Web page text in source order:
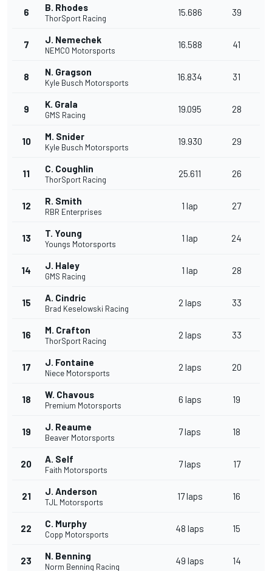
6 B. Rhodes
ThorSport Racing
15.686 39
7 J. Nemechek
NEMCO Motorsports
16.588 41
8 N. Gragson
Kyle Busch Motorsports
16.834 31
9 K. Grala
GMS Racing
19.095 28
10 M. Snider
Kyle Busch Motorsports
19.930 29
11 C. Coughlin
ThorSport Racing
25.611 26
12 R. Smith
RBR Enterprises
1 lap 27
13 T. Young
Youngs Motorsports
1 lap 24
14 J. Haley
GMS Racing
1 lap 28
15 A. Cindric
Brad Keselowski Racing
2 laps 33
16 M. Crafton
ThorSport Racing
2 laps 33
17 J. Fontaine
Niece Motorsports
2 laps 20
18 W. Chavous
Premium Motorsports
6 laps 19
19 J. Reaume
Beaver Motorsports
7 laps 18
20 A. Self
Faith Motorsports
7 laps 17
21 J. Anderson
TJL Motorsports
17 laps 16
22 C. Murphy
Copp Motorsports
48 laps 15
23 N. Benning
Norm Benning Racing
49 laps 14